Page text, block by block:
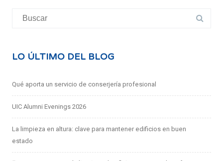
LO ÚLTIMO DEL BLOG
Qué aporta un servicio de conserjería profesional
UIC Alumni Evenings 2026
La limpieza en altura: clave para mantener edificios en buen
estado